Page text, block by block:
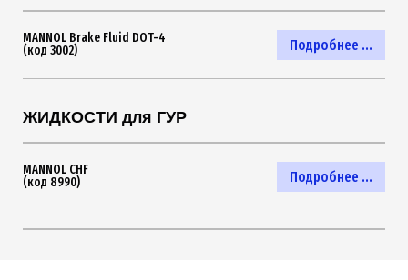
Подробнее ...
MANNOL Brake Fluid DOT-4
(код 3002)
ЖИДКОСТИ для ГУР
Подробнее ...
MANNOL CHF
(код 8990)